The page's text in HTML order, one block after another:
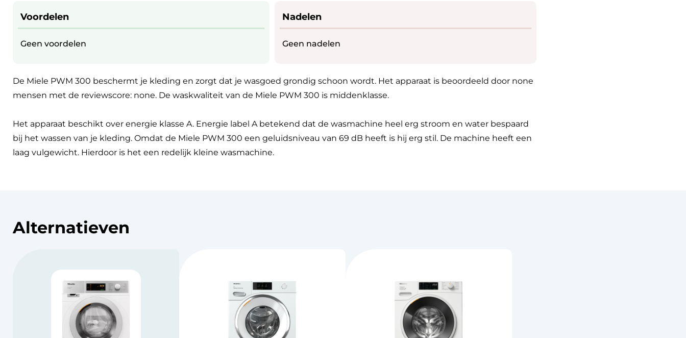
Voordelen
Geen voordelen
Nadelen
Geen nadelen
De Miele PWM 300 beschermt je kleding en zorgt dat je wasgoed grondig schoon wordt. Het apparaat is beoordeeld door none
mensen met de reviewscore: none. De waskwaliteit van de Miele PWM 300 is middenklasse.
Het apparaat beschikt over energie klasse A. Energie label A betekend dat de wasmachine heel erg stroom en water bespaard
bij het wassen van je kleding. Omdat de Miele PWM 300 een geluidsniveau van 69 dB heeft is hij erg stil. De machine heeft een
laag vulgewicht. Hierdoor is het een redelijk kleine wasmachine.
Alternatieven